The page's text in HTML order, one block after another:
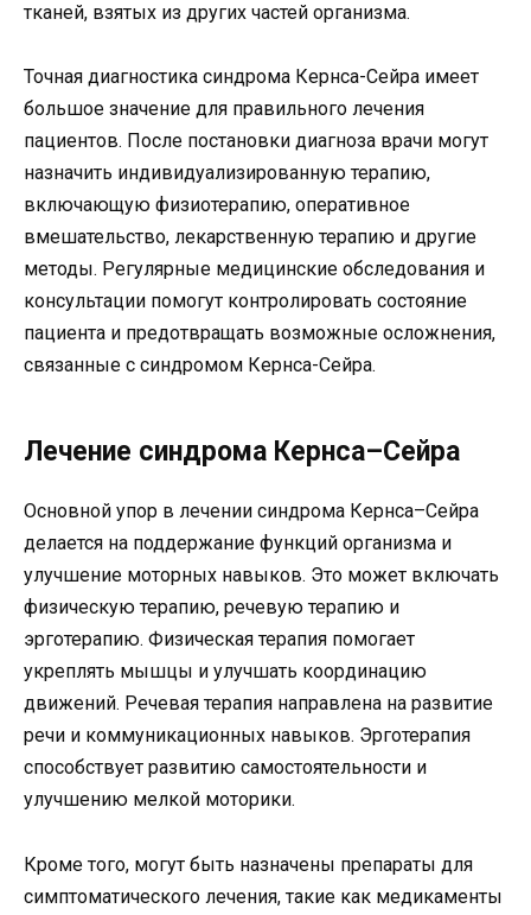
тканей, взятых из других частей организма.
Точная диагностика синдрома Кернса-Сейра имеет
большое значение для правильного лечения
пациентов. После постановки диагноза врачи могут
назначить индивидуализированную терапию,
включающую физиотерапию, оперативное
вмешательство, лекарственную терапию и другие
методы. Регулярные медицинские обследования и
консультации помогут контролировать состояние
пациента и предотвращать возможные осложнения,
связанные с синдромом Кернса-Сейра.
Лечение синдрома Кернса–Сейра
Основной упор в лечении синдрома Кернса–Сейра
делается на поддержание функций организма и
улучшение моторных навыков. Это может включать
физическую терапию, речевую терапию и
эрготерапию. Физическая терапия помогает
укреплять мышцы и улучшать координацию
движений. Речевая терапия направлена на развитие
речи и коммуникационных навыков. Эрготерапия
способствует развитию самостоятельности и
улучшению мелкой моторики.
Кроме того, могут быть назначены препараты для
симптоматического лечения, такие как медикаменты